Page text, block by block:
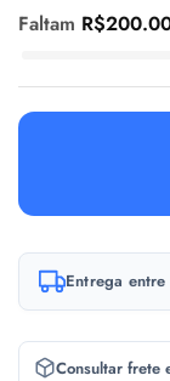
Faltam R$
A
Entrega entre
Consultar frete